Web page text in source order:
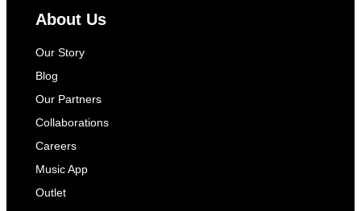
About Us
Our Story
Blog
Our Partners
Collaborations
Careers
Music App
Outlet